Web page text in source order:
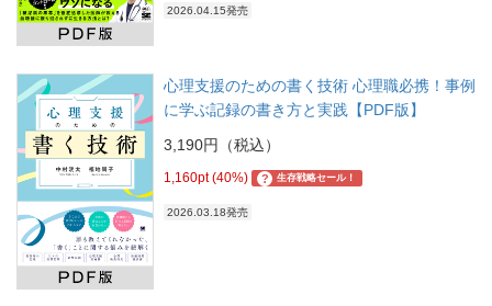
2026.04.15発売
心理支援のための書く技術 心理職必携！事例
に学ぶ記録の書き方と実践【PDF版】
3,190円（税込）
1,160pt (40%) ? 生存戦略セール！
2026.03.18発売